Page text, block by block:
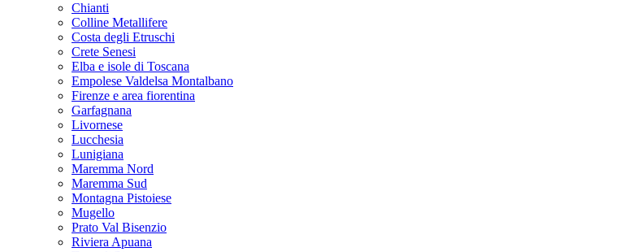
Chianti
Colline Metallifere
Costa degli Etruschi
Crete Senesi
Elba e isole di Toscana
Empolese Valdelsa Montalbano
Firenze e area fiorentina
Garfagnana
Livornese
Lucchesia
Lunigiana
Maremma Nord
Maremma Sud
Montagna Pistoiese
Mugello
Prato Val Bisenzio
Riviera Apuana